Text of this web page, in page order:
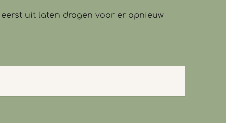
eerst uit laten drogen voor er opnieuw